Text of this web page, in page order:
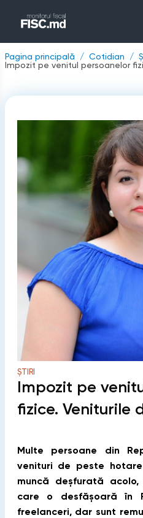
Pagina principală Cotidian
Impozit pe venitul persoanelor
ȘTIRI
Impozit pe
fizice. Veniturile
Multe persoane din
venituri de peste
muncă deșfurată
care o desfășoară în
freelanceri, dar sunt